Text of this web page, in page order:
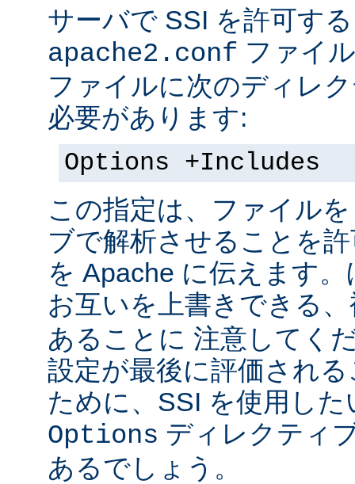
サーバで SSI を許可す
apache2.conf ファイ
ファイルに次のディレ
必要があります:
Options +Includes
この指定は、ファイル
ブで解析させることを
を Apache に伝えます
お互いを上書きできる
あることに 注意してく
設定が最後に評価され
ために、SSI を使用し
Options ディレクティ
あるでしょう。